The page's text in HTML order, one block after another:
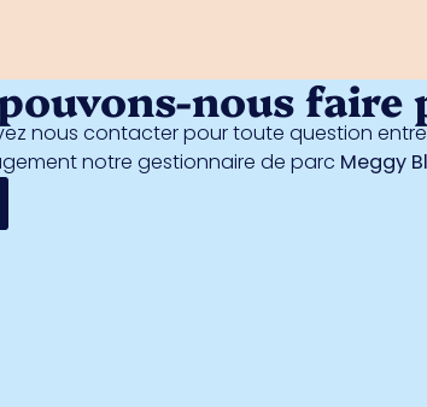
nous faire
nous contacter pour toute question
notre gestionnaire de parc Meggy